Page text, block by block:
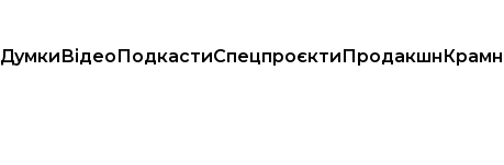
ДумкиВідеоПодкастиСпецпроєктиПродакшн